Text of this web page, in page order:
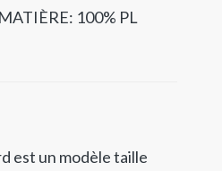
MATIÈRE: 100% PL
est un modèle taille